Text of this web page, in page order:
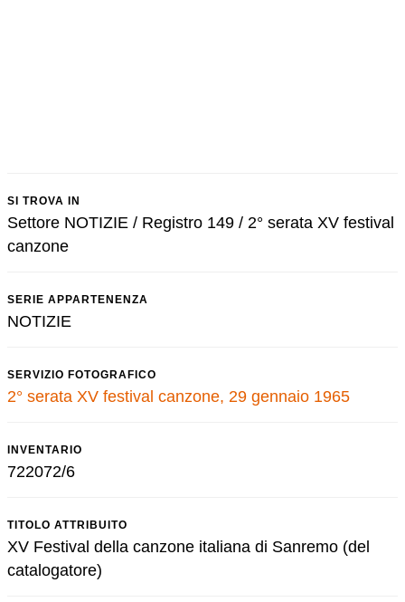
SI TROVA IN
Settore NOTIZIE / Registro 149 / 2° serata XV festival
canzone
SERIE APPARTENENZA
NOTIZIE
SERVIZIO FOTOGRAFICO
2° serata XV festival canzone, 29 gennaio 1965
INVENTARIO
722072/6
TITOLO ATTRIBUITO
XV Festival della canzone italiana di Sanremo (del
catalogatore)